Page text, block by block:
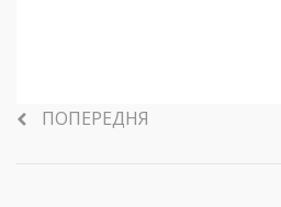
ПОПЕРЕДНЯ